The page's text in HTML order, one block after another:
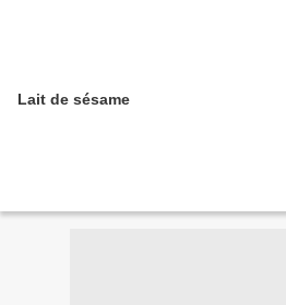
Lait de sésame